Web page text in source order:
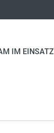
IM EINSATZ